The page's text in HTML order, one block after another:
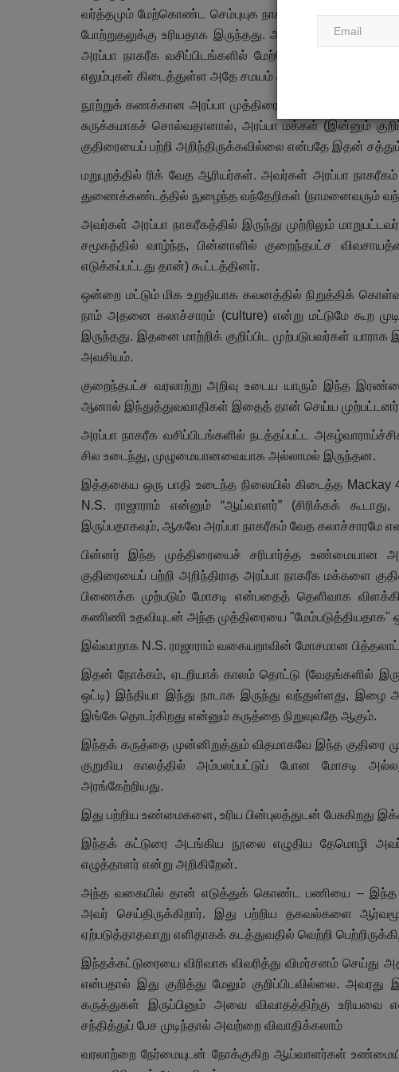
வர்த்தமும் மேற்கொண்ட செம்புயுக நாகரீகமாக இருந்தது.
போற்றுதலுக்கு உரியதாக இருந்தது. அவர்கள்
அரப்பா நாகரீக வசிப்பிடங்களில் மேற்கொள்ளப்பட்ட
எலும்புகள் கிடைத்துள்ள அதே சமயம் குதிரையின்
நூற்றுக் கணக்கான அரப்பா முத்திரைகள் கிடைத்துள்ள
சுருக்கமாகச் சொல்வதானால், அரப்பா மக்கள் (இன்னும்
குதிரையைப் பற்றி அறிந்திருக்கவில்லை என்பதே இதன்
மறுபுறத்தில் ரிக் வேத ஆரியர்கள். அவர்கள் அரப்பா
துணைக்கண்டத்தில் நுழைந்த வந்தேறிகள் (நாமனைவரும்
அவர்கள் அரப்பா நாகரீகத்தில் இருந்து முற்றிலும்
சமூகத்தில் வாழ்ந்த, பின்னாளில் குறைந்தபட்ச
எடுக்கப்பட்டது தான்) கூட்டத்தினர்.
ஒன்றை மட்டும் மிக உறுதியாக கவனத்தில் நிறுத்திக்
நாம் அதனை கலாச்சாரம் (culture) என்று மட்டுமே கூற
இருந்தது. இதனை மாற்றிக் குறிப்பிட முற்படுபவர்கள்
அவசியம்.
குறைந்தபட்ச வரலாற்று அறிவு உடைய யாரும் இந்த
ஆனால் இந்துத்துவவாதிகள் இதைத் தான் செய்ய
அரப்பா நாகரீக வசிப்பிடங்களில் நடத்தப்பட்ட
சில உடைந்து, முழுமையானவையாக அல்லாமல் இருந்தன.
இத்தகைய ஒரு பாதி உடைந்த நிலையில் கிடைத்த
N.S. ராஜாராம் என்னும் “ஆய்வாளர்” (சிரிக்கக்
இருப்பதாகவும், ஆகவே அரப்பா நாகரீகம் வேத கலாச்சாரமே
பின்னர் இந்த முத்திரையைச் சரிபார்த்த உண்மையான
குதிரையைப் பற்றி அறிந்திராத அரப்பா நாகரீக மக்களை
பிணைக்க முற்படும் மோசடி என்பதைத் தெளிவாக
கணிணி உதவியுடன் அந்த முத்திரையை "மேம்படுத்தியதாக"
இவ்வாறாக N.S. ராஜாராம் வகையறாவின் மோசமான
இதன் நோக்கம், ஏடறியாக் காலம் தொட்டு (வேதங்களில்
ஒட்டி) இந்தியா இந்து நாடாக இருந்து வந்துள்ளது, இழை
இங்கே தொடர்கிறது என்னும் கருத்தை நிறுவுவதே ஆகும்.
இந்தக் கருத்தை முன்னிறுத்தும் விதமாகவே இந்த குதிரை
குறுகிய காலத்தில் அம்பலப்பட்டுப் போன மோசடி
அரங்கேற்றியது.
இது பற்றிய உண்மைகளை, உரிய பின்புலத்துடன் பேசுகிறது
இந்தக் கட்டுரை அடங்கிய நூலை எழுதிய தேமொழி
எழுத்தாளர் என்று அறிகிறேன்.
அந்த வகையில் தான் எடுத்துக் கொண்ட பணியை – இந்த
அவர் செய்திருக்கிறார். இது பற்றிய தகவல்களை
ஏற்படுத்தாதவாறு எளிதாகக் கடத்துவதில் வெற்றி
இந்தக்கட்டுரையை விரிவாக விவரித்து விமர்சனம் செய்து
என்பதால் இது குறித்து மேலும் குறிப்பிடவில்லை.
கருத்துகள் இருப்பினும் அவை விவாதத்திற்கு
சந்தித்துப் பேச முடிந்தால் அவற்றை விவாதிக்கலாம்
வரலாற்றை நேர்மையுடன் நோக்குகிற ஆய்வாளர்கள்